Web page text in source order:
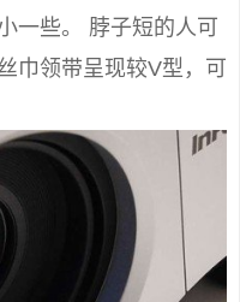
一些。 脖子短的人可
巾领带呈现较V型，可